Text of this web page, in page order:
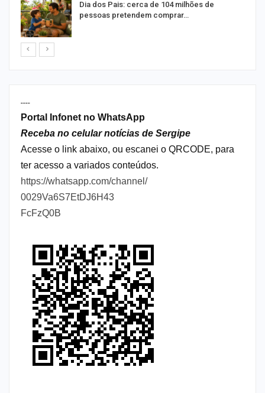
Dia dos Pais: cerca de 104 milhões de
pessoas pretendem comprar…
----
Portal Infonet no WhatsApp
Receba no celular notícias de Sergipe
Acesse o link abaixo, ou escanei o QRCODE, para
ter acesso a variados conteúdos.
https://whatsapp.com/channel/
0029Va6S7EtDJ6H43
FcFzQ0B